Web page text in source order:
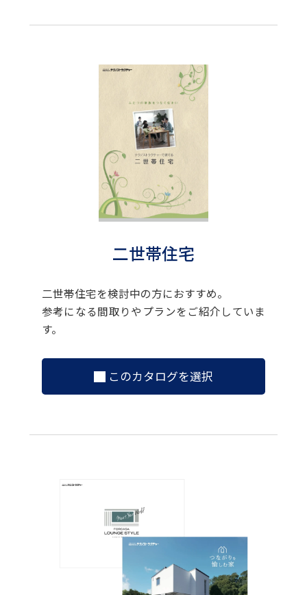
二世帯住宅
二世帯住宅を検討中の方におすすめ。
参考になる間取りやプランをご紹介していま
す。
このカタログを選択